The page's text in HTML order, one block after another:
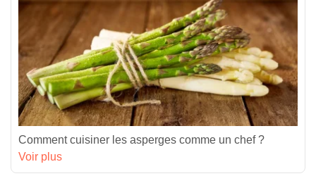
Comment cuisiner les asperges comme un chef ?
Voir plus